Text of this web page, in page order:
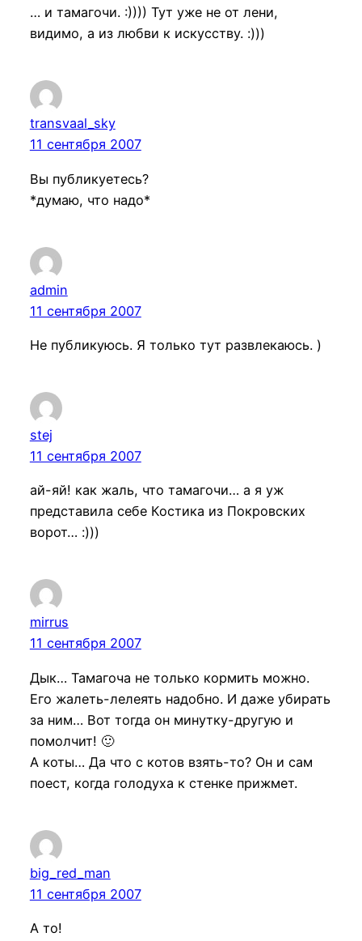
… и тамагочи. :)))) Тут уже не от лени,
видимо, а из любви к искусству. :)))
transvaal_sky
11 сентября 2007
Вы публикуетесь?
*думаю, что надо*
admin
11 сентября 2007
Не публикуюсь. Я только тут развлекаюсь. )
stej
11 сентября 2007
ай-яй! как жаль, что тамагочи… а я уж
представила себе Костика из Покровских
ворот… :)))
mirrus
11 сентября 2007
Дык… Тамагоча не только кормить можно.
Его жалеть-лелеять надобно. И даже убирать
за ним… Вот тогда он минутку-другую и
помолчит! 🙂
А коты… Да что с котов взять-то? Он и сам
поест, когда голодуха к стенке прижмет.
big_red_man
11 сентября 2007
А то!